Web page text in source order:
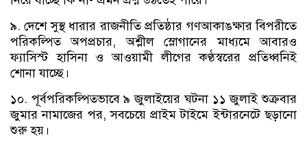
৯. দেশে সুস্থ ধারার রাজনীতি প্রতিষ্ঠার গণআকাঙক্ষার বিপরীতে
পরিকল্পিত অপপ্রচার, অশ্লীল স্লোগানের মাধ্যমে আবারও
ফ্যাসিস্ট হাসিনা ও আওয়ামী লীগের কণ্ঠস্বরের প্রতিধ্বনিই
শোনা যাচ্ছে।
১০. পূর্বপরিকল্পিতভাবে ৯ জুলাইয়ের ঘটনা ১১ জুলাই শুক্রবার
জুমার নামাজের পর, সবচেয়ে প্রাইম টাইমে ইন্টারনেটে ছড়ানো
শুরু হয়।